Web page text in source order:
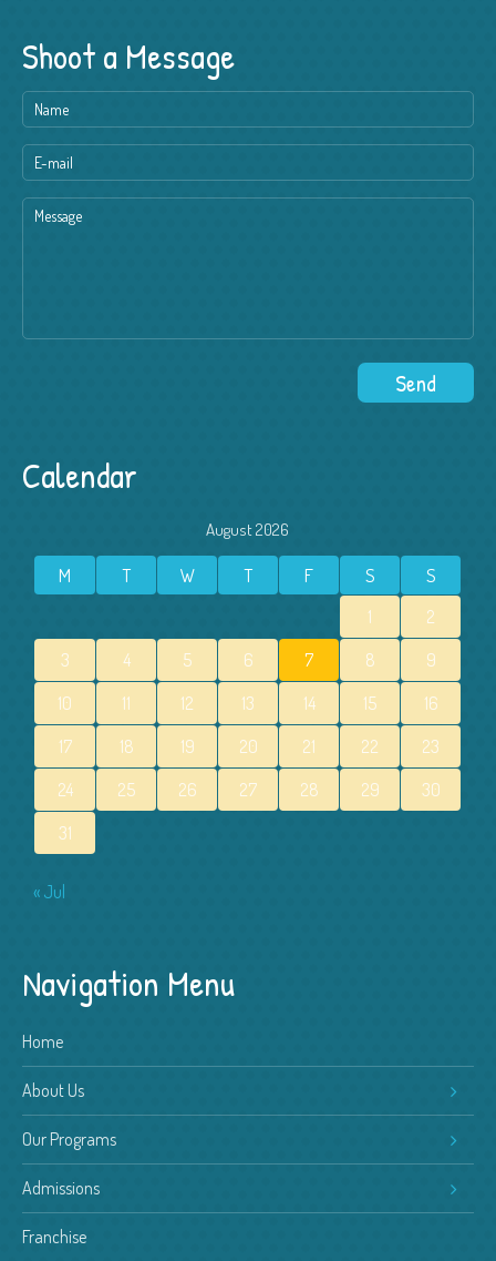
Shoot a Message
Calendar
August 2026
M T W T F S S
1
2
3
4 5 6 7 8
9
10
11 12 13 14 15
16
17
18 19 20 21 22
23
24
25 26 27 28 29
30
31
« Jul
Navigation Menu
Home
About Us
Our Programs
Admissions
Franchise